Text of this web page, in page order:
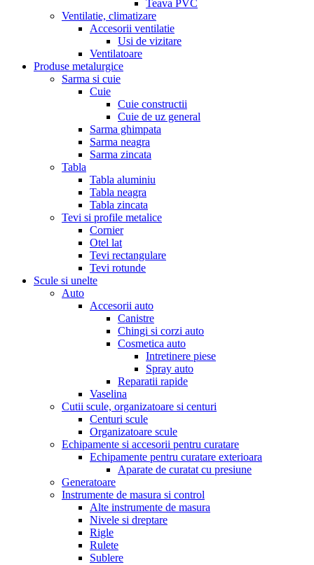
Teava PVC
Ventilatie, climatizare
Accesorii ventilatie
Usi de vizitare
Ventilatoare
Produse metalurgice
Sarma si cuie
Cuie
Cuie constructii
Cuie de uz general
Sarma ghimpata
Sarma neagra
Sarma zincata
Tabla
Tabla aluminiu
Tabla neagra
Tabla zincata
Tevi si profile metalice
Cornier
Otel lat
Tevi rectangulare
Tevi rotunde
Scule si unelte
Auto
Accesorii auto
Canistre
Chingi si corzi auto
Cosmetica auto
Intretinere piese
Spray auto
Reparatii rapide
Vaselina
Cutii scule, organizatoare si centuri
Centuri scule
Organizatoare scule
Echipamente si accesorii pentru curatare
Echipamente pentru curatare exterioara
Aparate de curatat cu presiune
Generatoare
Instrumente de masura si control
Alte instrumente de masura
Nivele si dreptare
Rigle
Rulete
Sublere